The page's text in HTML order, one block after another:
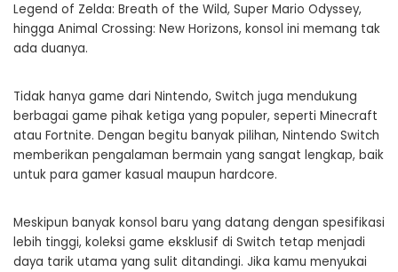
Legend of Zelda: Breath of the Wild, Super Mario Odyssey,
hingga Animal Crossing: New Horizons, konsol ini memang tak
ada duanya.
Tidak hanya game dari Nintendo, Switch juga mendukung
berbagai game pihak ketiga yang populer, seperti Minecraft
atau Fortnite. Dengan begitu banyak pilihan, Nintendo Switch
memberikan pengalaman bermain yang sangat lengkap, baik
untuk para gamer kasual maupun hardcore.
Meskipun banyak konsol baru yang datang dengan spesifikasi
lebih tinggi, koleksi game eksklusif di Switch tetap menjadi
daya tarik utama yang sulit ditandingi. Jika kamu menyukai